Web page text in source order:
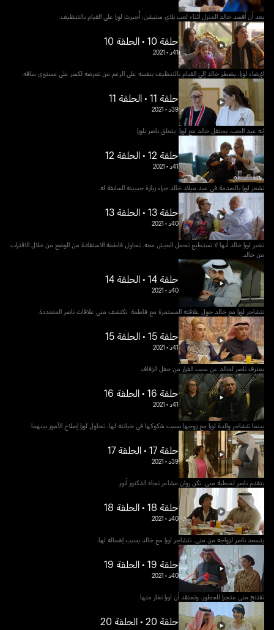
بعد أن أفسد خالد المنزل أثناء لعب بلاي ستيشن، أُجبرت لورا على القيام بالتنظيف.
حلقة 10 • الحلقة 10
41د •
2021
لإرضاء لورا، يضطر خالد إلى القيام بالتنظيف بنفسه على الرغم من تعرضه لكسر على مستوى ساقه.
حلقة 11 • الحلقة 11
39د •
2021
إنه عيد الحب، يحتفل خالد مع لورا. يتعلق ناصر بلورا.
حلقة 12 • الحلقة 12
41د •
2021
تشعر لورا بالصدمة في عيد ميلاد خالد جراء زيارة حبيبته السابقة له.
حلقة 13 • الحلقة 13
40د •
2021
تخبر لورا خالد أنها لا تستطيع تحمل العيش معه. تحاول فاطمة الاستفادة من الوضع من خلال الاقتراب
من خالد.
حلقة 14 • الحلقة 14
40د •
2021
تتشاجر لورا مع خالد حول علاقته المستمرة مع فاطمة. تكتشف منى علاقات ناصر المتعددة.
حلقة 15 • الحلقة 15
41د •
2021
يعترف ناصر لخالد عن سبب الفرار من حفل الزفاف.
حلقة 16 • الحلقة 16
41د •
2021
بينما تتشاجر والدة لورا مع زوجها بسبب شكوكها في خيانته لها، تحاول لورا إصلاح الأمور بينهما.
حلقة 17 • الحلقة 17
39د •
2021
يتقدم ناصر لخطبة منى. تكن روان مشاعر تجاه الدكتور أنور.
حلقة 18 • الحلقة 18
40د •
2021
يتسعد ناصر لزواجه من منى. تتشاجر لورا مع خالد بسبب إهماله لها.
حلقة 19 • الحلقة 19
40د •
2021
تفتتح منى متجرا للعطور، وتعتقد أن لورا تغار منها.
حلقة 20 • الحلقة 20